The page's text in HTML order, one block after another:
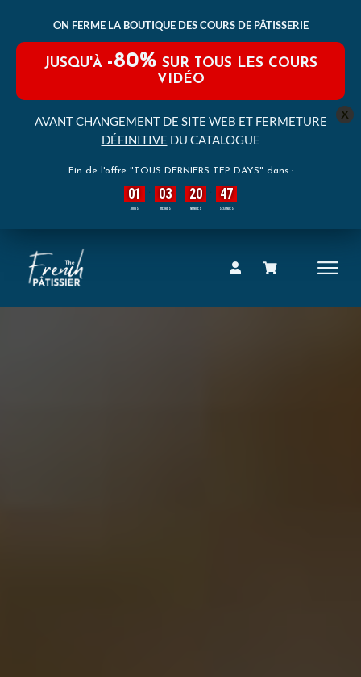
ON FERME LA BOUTIQUE DES COURS DE PÂTISSERIE
JUSQU'À -80% SUR TOUS LES COURS
VIDÉO
AVANT CHANGEMENT DE SITE WEB ET FERMETURE
DÉFINITIVE DU CATALOGUE
Fin de l'offre "TOUS DERNIERS TFP DAYS" dans :
01
JOURS
03
HEURES
20
MINUTES
45
SECONDES
x